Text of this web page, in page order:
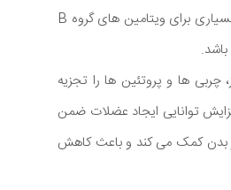
هویج همچنین منبع بسیاری برای ویتامین های گروه B
چربی ها و پروتئین ها را تجزیه
توانایی ایجاد عضلات ضمن
کمک می کند و باعث کاهش